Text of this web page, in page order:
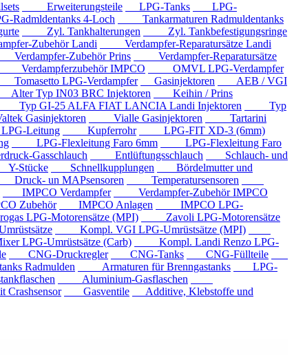
Erweiterungsteile LPG-Tanks
LPG-
4-Loch
Tankarmaturen Radmuldentanks
Zyl. Tankhalterungen
Zyl. Tankbefestigungsringe
Zubehör Landi
Verdampfer-Reparatursätze Landi
Zubehör Prins
Verdampfer-Reparatursätze
IMPCO
OMVL LPG-Verdampfer
LPG-Verdampfer Gasinjektoren
AEB / VGI
Typ IN03 BRC Injektoren
Keihin / Prins
Typ GI-25 ALFA FIAT LANCIA Landi Injektoren
Typ
Gasinjektoren Vialle Gasinjektoren
Tartarini
Leitung Kupferrohr
LPG-FIT XD-3 (6mm)
LPG-Flexleitung Faro 6mm
LPG-Flexleitung Faro
Gasschlauch Entlüftungsschlauch
Schlauch- und
Stücke Schnellkupplungen
Bördelmutter und
un MAPsensoren
Temperatursensoren
IMPCO Verdampfer
Verdampfer-Zubehör IMPCO
Zubehör IMPCO Anlagen
IMPCO LPG-
LPG-Motorensätze (MPI)
Zavoli LPG-Motorensätze
Kompl. VGI LPG-Umrüstsätze (MPI)
LPG-Umrüstsätze (Carb)
Kompl. Landi Renzo LPG-
CNG-Druckregler CNG-Tanks
CNG-Füllteile
Radmulden Armaturen für Brenngastanks
LPG-
Aluminium-Gasflaschen
Gasventile
Additive, Klebstoffe und